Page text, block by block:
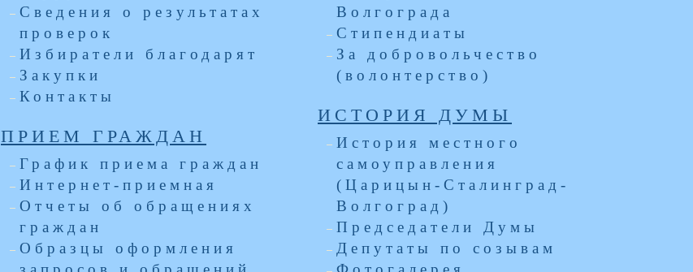
Сведения о результатах
проверок
Избиратели благодарят
Закупки
Контакты
ПРИЕМ ГРАЖДАН
График приема граждан
Интернет-приемная
Отчеты об обращениях
граждан
Образцы оформления
Волгограда
Стипендиаты
За добровольчество
(волонтерство)
ИСТОРИЯ ДУМЫ
История местного
самоуправления
(Царицын-Сталинград-
Волгоград)
Председатели Думы
Депутаты по созывам